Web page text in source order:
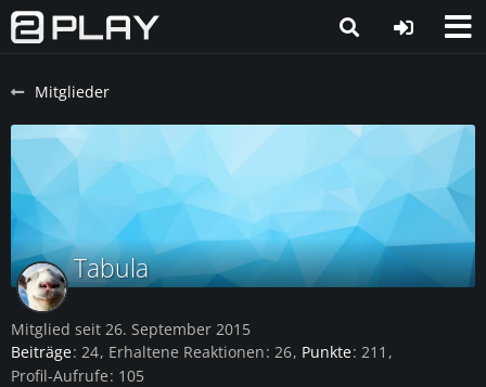
Mitglieder
Tabula
Mitglied seit 26. September 2015
Beiträge 24 Erhaltene Reaktionen 26 Punkte 211
Profil-Aufrufe 105